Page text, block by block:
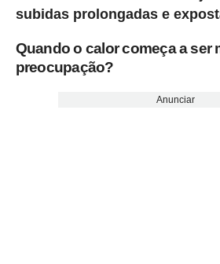
subidas prolongadas e
Quando o calor começa a ser
preocupação?
Anunciar